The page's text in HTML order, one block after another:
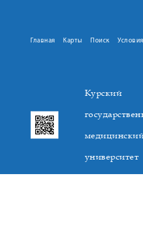
Главная Карты Поиск
Курский
университет